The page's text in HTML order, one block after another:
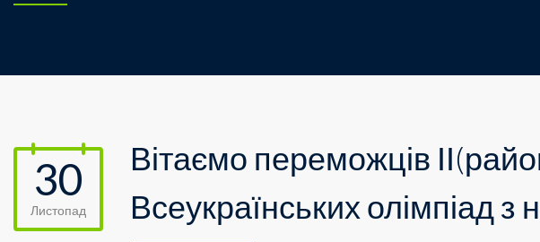
30
Листопад
Вітаємо переможців
Всеукраїнських олімпіад з